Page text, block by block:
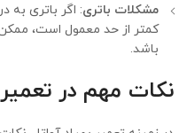
مشکلات باتری: اگر باتری به
کمتر از حد معمول است،
باشد.
نکات مهم در تعمیر